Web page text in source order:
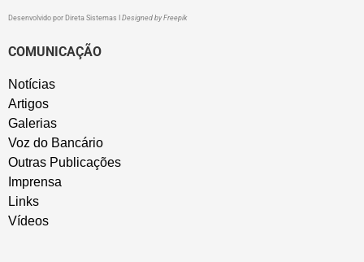
Desenvolvido por Direta Sistemas Designed by Freepik
COMUNICAÇÃO
Notícias
Artigos
Galerias
Voz do Bancário
Outras Publicações
Imprensa
Links
Vídeos